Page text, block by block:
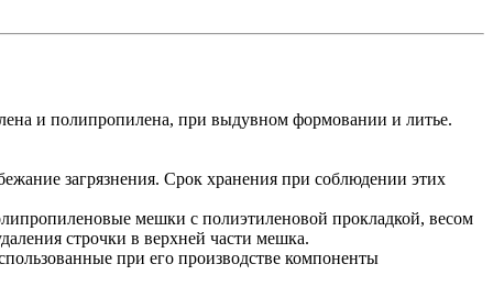
и полипропилена, при выдувном формовании и литье.
загрязнения. Срок хранения при соблюдении этих
мешки с полиэтиленовой прокладкой, весом
строчки в верхней части мешка.
при его производстве компоненты